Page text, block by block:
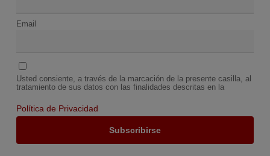
Email
Usted consiente, a través de la marcación de la presente casilla, al
tratamiento de sus datos con las finalidades descritas en la
Política de Privacidad